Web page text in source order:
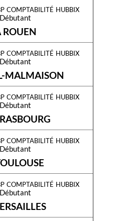
comptabilité hubbix
Débutant
ROUEN
comptabilité hubbix
Débutant
MALMAISON
comptabilité hubbix
Débutant
comptabilité hubbix
Débutant
comptabilité hubbix
Débutant